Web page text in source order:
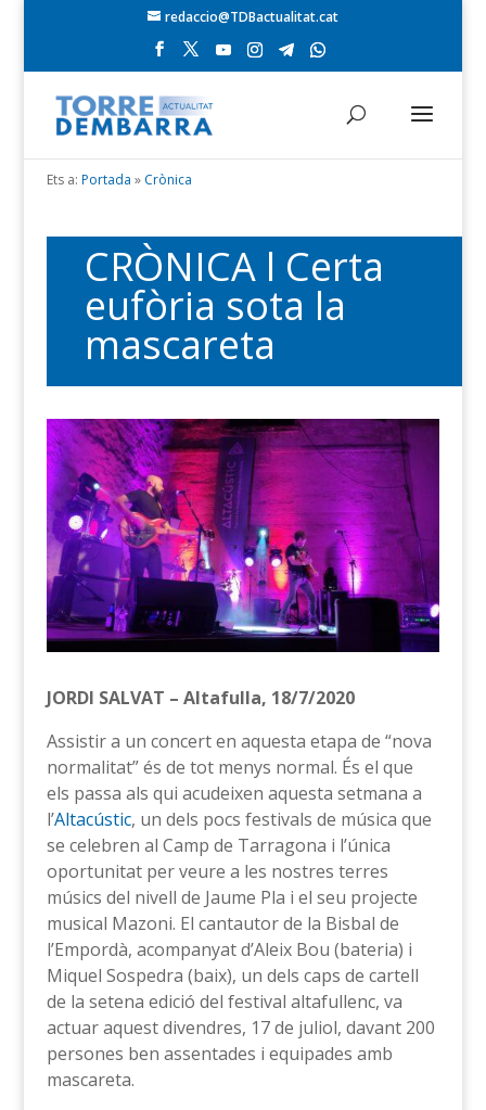
redaccio@TDBactualitat.cat
Ets a: Portada » Crònica
CRÒNICA l Certa
eufòria sota la
mascareta
JORDI SALVAT – Altafulla, 18/7/2020
Assistir a un concert en aquesta etapa de “nova
normalitat” és de tot menys normal. És el que
els passa als qui acudeixen aquesta setmana a
l’Altacústic, un dels pocs festivals de música que
se celebren al Camp de Tarragona i l’única
oportunitat per veure a les nostres terres
músics del nivell de Jaume Pla i el seu projecte
musical Mazoni. El cantautor de la Bisbal de
l’Empordà, acompanyat d’Aleix Bou (bateria) i
Miquel Sospedra (baix), un dels caps de cartell
de la setena edició del festival altafullenc, va
actuar aquest divendres, 17 de juliol, davant 200
persones ben assentades i equipades amb
mascareta.